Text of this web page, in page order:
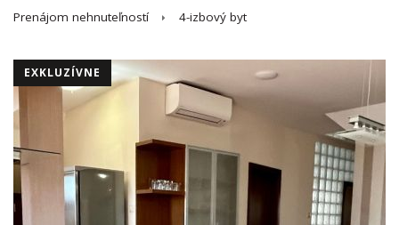
Prenájom nehnuteľností 4-izbový byt
EXKLUZÍVNE